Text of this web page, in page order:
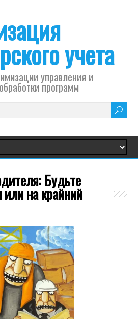
учета
управления и
программ
Будьте
на крайний